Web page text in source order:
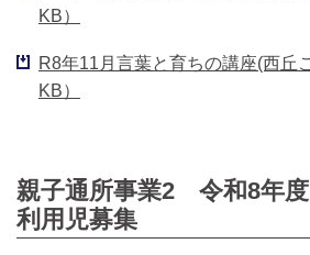
KB）
R8年11月言葉と育ちの講座(西丘
KB）
親子通所事業2 令和8年度
利用児募集